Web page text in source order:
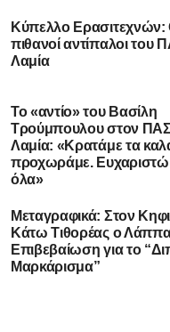
Κύπελλο Ερασιτεχνών:
πιθανοί αντίπαλοι του
Λαμία
Το «αντίο» του Βασίλη
Τρούμπουλου στον ΠΑΣ
Λαμία: «Κρατάμε τα
προχωράμε. Ευχαριστώ
όλα»
Μεταγραφικά: Στον
Κάτω Τιθορέας ο
Επιβεβαίωση για το
Μαρκάρισμα”